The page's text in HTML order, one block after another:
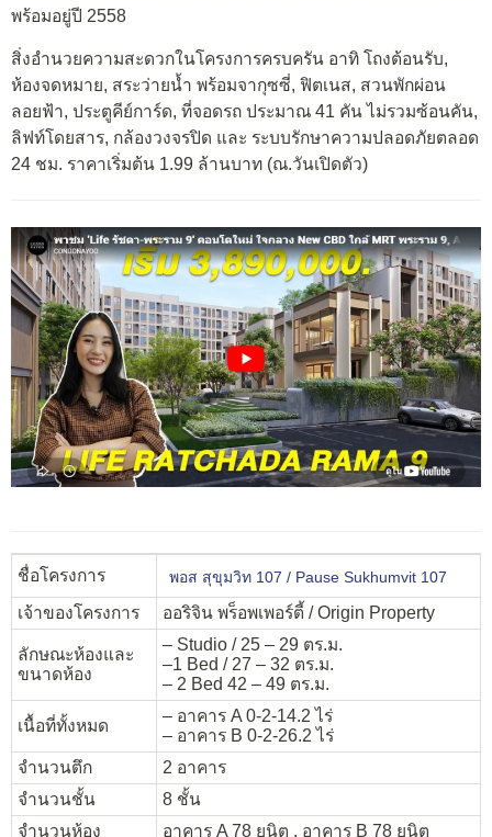
พร้อมอยู่ปี 2558
สิ่งอำนวยความสะดวกในโครงการครบครัน อาทิ โถงต้อนรับ,
ห้องจดหมาย, สระว่ายน้ำ พร้อมจากุซซี่, ฟิตเนส, สวนพักผ่อน
ลอยฟ้า, ประตูคีย์การ์ด, ที่จอดรถ ประมาณ 41 คัน ไม่รวมซ้อนคัน,
ลิฟท์โดยสาร, กล้องวงจรปิด และ ระบบรักษาความปลอดภัยตลอด
24 ชม. ราคาเริ่มต้น 1.99 ล้านบาท (ณ.วันเปิดตัว)
ชื่อโครงการ พอส สุขุมวิท 107 / Pause Sukhumvit 107
เจ้าของโครงการ ออริจิน พร็อพเพอร์ตี้ / Origin Property
ลักษณะห้องและ
ขนาดห้อง
– Studio / 25 – 29 ตร.ม.
–1 Bed / 27 – 32 ตร.ม.
– 2 Bed 42 – 49 ตร.ม.
เนื้อที่ทั้งหมด
– อาคาร A 0-2-14.2 ไร่
– อาคาร B 0-2-26.2 ไร่
จำนวนตึก
2 อาคาร
จำนวนชั้น
8 ชั้น
จำนวนห้อง
อาคาร A 78 ยูนิต , อาคาร B 78 ยูนิต